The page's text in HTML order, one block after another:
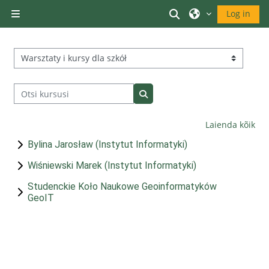
Lülitab otsingu
Log in
Kursuste kategooriad
Otsi kursusi
Otsi kursusi
Laienda kõik
Bylina Jarosław (Instytut Informatyki)
Wiśniewski Marek (Instytut Informatyki)
Studenckie Koło Naukowe Geoinformatyków
GeoIT